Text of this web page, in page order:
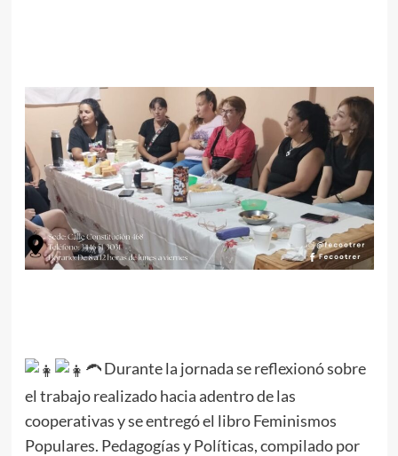
Durante la jornada se reflexionó sobre
el trabajo realizado hacia adentro de las
cooperativas y se entregó el libro Feminismos
Populares. Pedagogías y Políticas, compilado por